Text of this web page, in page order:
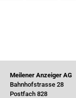
Meilener Anzeiger AG
Bahnhofstrasse 28
Postfach 828